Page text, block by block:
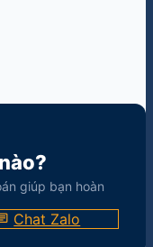
giúp bạn hoàn
Chat Zalo